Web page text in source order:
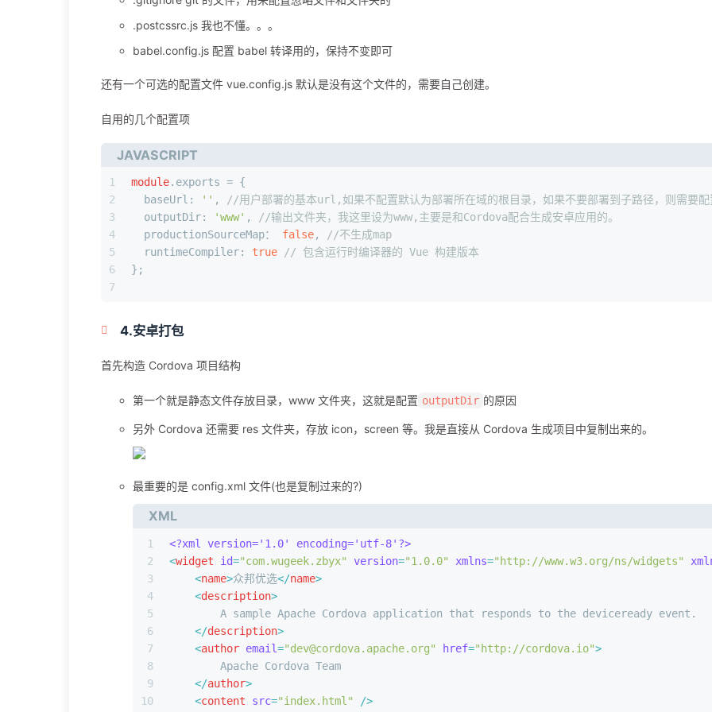
.postcssrc.js 我也不懂。。。
babel.config.js 配置 babel 转译用的，保持不变即可
还有一个可选的配置文件 vue.config.js 默认是没有这个文件的，需要自己创建。
自用的几个配置项
JAVASCRIPT
1
2
3
4
5
6
7
module. exports = {
baseUrl : '' ,
//用户部署的基本url,如果不配置默认为部署所在域的根目录，如果不要部署到子路径，则需要
outputDir: 'www' ,
//输出文件夹，我这里设为www,主要是和Cordova配合生成安卓应用的。
  productionSourceMap：
false,
//不生成map
runtimeCompiler: true
// 包含运行时编译器的 Vue 构建版本
};
4.安卓打包
首先构造 Cordova 项目结构
第一个就是静态文件存放目录，www 文件夹，这就是配置 outputDir 的原因
另外 Cordova 还需要 res 文件夹，存放 icon，screen 等。我是直接从 Cordova 生成项目中复制出来的。
最重要的是 config.xml 文件(也是复制过来的?)
XML
1
2
3
4
5
6
7
8
9
10
<?xml version='1.0' encoding='utf-8'?>
<widget id="com.wugeek.zbyx" version="1.0.0" xmlns="http://www.w3.org/ns/widgets"
<name>众邦优选</name>
<description>
        A sample Apache Cordova application that responds to the deviceready event.
</description>
<author email="dev@cordova.apache.org" href="http://cordova.io">
        Apache Cordova Team
</author>
<content src="index.html"
/>